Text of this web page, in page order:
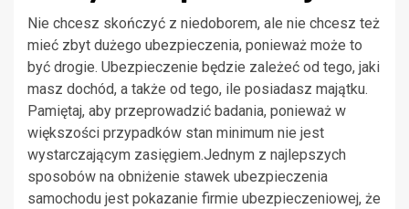
Nie chcesz skończyć z niedoborem, ale nie chcesz też
mieć zbyt dużego ubezpieczenia, ponieważ może to
być drogie. Ubezpieczenie będzie zależeć od tego, jaki
masz dochód, a także od tego, ile posiadasz majątku.
Pamiętaj, aby przeprowadzić badania, ponieważ w
większości przypadków stan minimum nie jest
wystarczającym zasięgiem.Jednym z najlepszych
sposobów na obniżenie stawek ubezpieczenia
samochodu jest pokazanie firmie ubezpieczeniowej, że